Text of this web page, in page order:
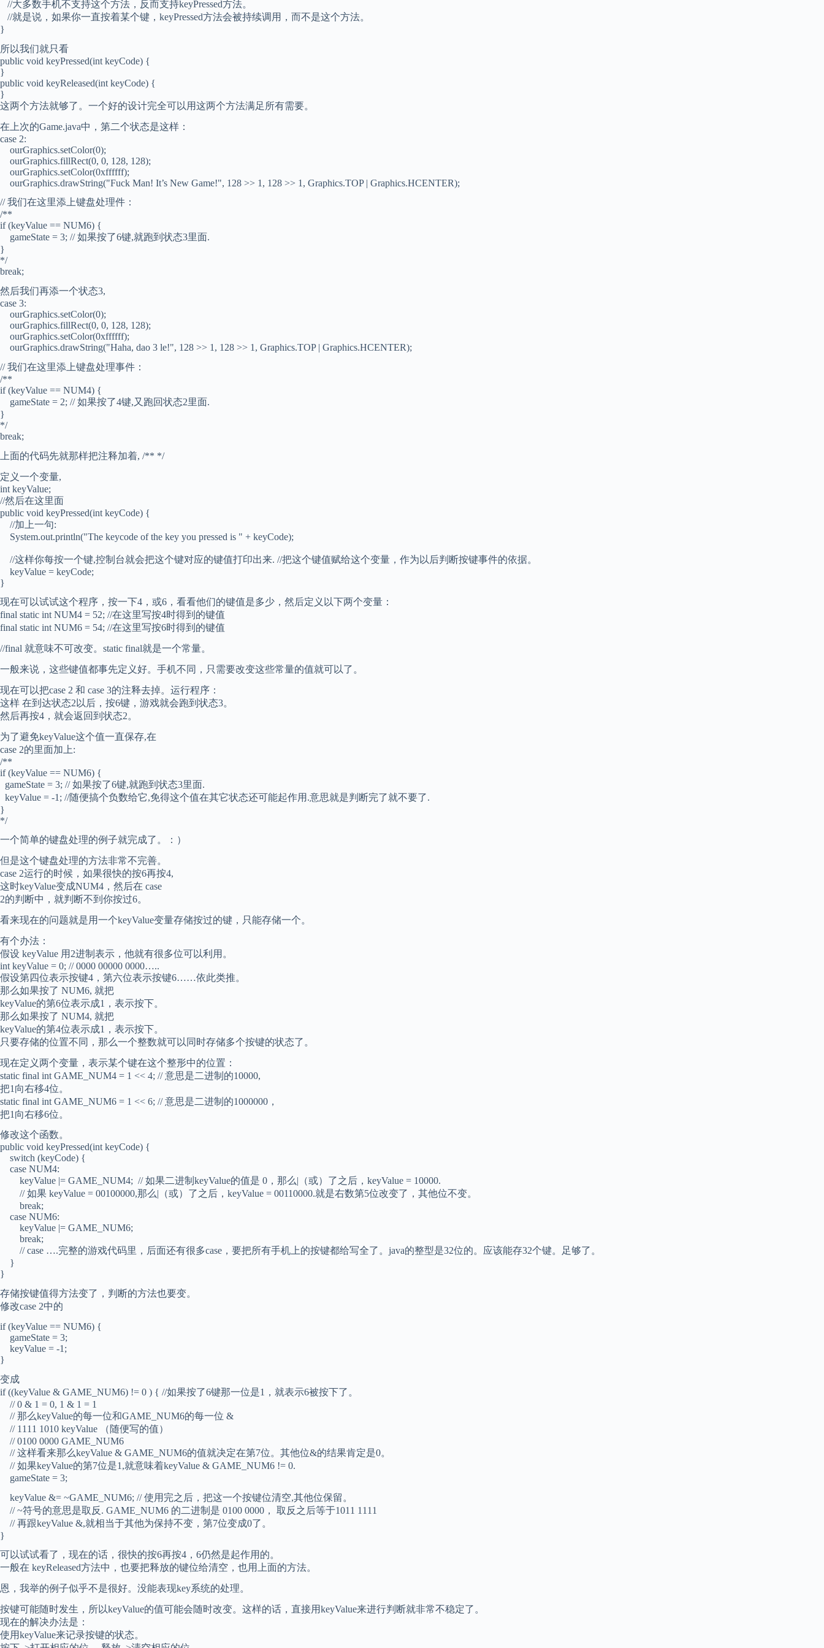
//大多数手机不支持这个方法，反而支持keyPressed方法。
//就是说，如果你一直按着某个键，keyPressed方法会被持续调用，而不是这个方法。
}
所以我们就只看
public void keyPressed(int keyCode) {
}
public void keyReleased(int keyCode) {
}
这两个方法就够了。一个好的设计完全可以用这两个方法满足所有需要。
在上次的Game.java中，第二个状态是这样：
case 2:
ourGraphics.setColor(0);
ourGraphics.fillRect(0, 0, 128, 128);
ourGraphics.setColor(0xffffff);
ourGraphics.drawString("Fuck Man! It’s New Game!", 128 >> 1, 128 >> 1, Graphics.TOP | Graphics.HCENTER);
// 我们在这里添上键盘处理件：
/**
if (keyValue == NUM6) {
gameState = 3; // 如果按了6键,就跑到状态3里面.
}
*/
break;
然后我们再添一个状态3,
case 3:
ourGraphics.setColor(0);
ourGraphics.fillRect(0, 0, 128, 128);
ourGraphics.setColor(0xffffff);
ourGraphics.drawString("Haha, dao 3 le!", 128 >> 1, 128 >> 1, Graphics.TOP | Graphics.HCENTER);
// 我们在这里添上键盘处理事件：
/**
if (keyValue == NUM4) {
gameState = 2; // 如果按了4键,又跑回状态2里面.
}
*/
break;
上面的代码先就那样把注释加着, /** */
定义一个变量,
int keyValue;
//然后在这里面
public void keyPressed(int keyCode) {
//加上一句:
System.out.println("The keycode of the key you pressed is " + keyCode);
//这样你每按一个键,控制台就会把这个键对应的键值打印出来. //把这个键值赋给这个变量，作为以后判断按键事件的依据。
keyValue = keyCode;
}
现在可以试试这个程序，按一下4，或6，看看他们的键值是多少，然后定义以下两个变量：
final static int NUM4 = 52; //在这里写按4时得到的键值
final static int NUM6 = 54; //在这里写按6时得到的键值
//final 就意味不可改变。static final就是一个常量。
一般来说，这些键值都事先定义好。手机不同，只需要改变这些常量的值就可以了。
现在可以把case 2 和 case 3的注释去掉。运行程序：
这样 在到达状态2以后，按6键，游戏就会跑到状态3。
然后再按4，就会返回到状态2。
为了避免keyValue这个值一直保存,在
case 2的里面加上:
/**
if (keyValue == NUM6) {
gameState = 3; // 如果按了6键,就跑到状态3里面.
keyValue = -1; //随便搞个负数给它,免得这个值在其它状态还可能起作用.意思就是判断完了就不要了.
}
*/
一个简单的键盘处理的例子就完成了。：）
但是这个键盘处理的方法非常不完善。
case 2运行的时候，如果很快的按6再按4,
这时keyValue变成NUM4，然后在 case
2的判断中，就判断不到你按过6。
看来现在的问题就是用一个keyValue变量存储按过的键，只能存储一个。
有个办法：
假设 keyValue 用2进制表示，他就有很多位可以利用。
int keyValue = 0; // 0000 00000 0000…..
假设第四位表示按键4，第六位表示按键6……依此类推。
那么如果按了 NUM6, 就把
keyValue的第6位表示成1，表示按下。
那么如果按了 NUM4, 就把
keyValue的第4位表示成1，表示按下。
只要存储的位置不同，那么一个整数就可以同时存储多个按键的状态了。
现在定义两个变量，表示某个键在这个整形中的位置：
static final int GAME_NUM4 = 1 << 4; // 意思是二进制的10000,
把1向右移4位。
static final int GAME_NUM6 = 1 << 6; // 意思是二进制的1000000，
把1向右移6位。
修改这个函数。
public void keyPressed(int keyCode) {
switch (keyCode) {
case NUM4:
keyValue |= GAME_NUM4; // 如果二进制keyValue的值是 0，那么|（或）了之后，keyValue = 10000.
// 如果 keyValue = 00100000,那么|（或）了之后，keyValue = 00110000.就是右数第5位改变了，其他位不变。
break;
case NUM6:
keyValue |= GAME_NUM6;
break;
// case ….完整的游戏代码里，后面还有很多case，要把所有手机上的按键都给写全了。java的整型是32位的。应该能存32个键。足够了。
}
}
存储按键值得方法变了，判断的方法也要变。
修改case 2中的
if (keyValue == NUM6) {
gameState = 3;
keyValue = -1;
}
变成
if ((keyValue & GAME_NUM6) != 0 ) { //如果按了6键那一位是1，就表示6被按下了。
// 0 & 1 = 0, 1 & 1 = 1
// 那么keyValue的每一位和GAME_NUM6的每一位 &
// 1111 1010 keyValue （随便写的值）
// 0100 0000 GAME_NUM6
// 这样看来那么keyValue & GAME_NUM6的值就决定在第7位。其他位&的结果肯定是0。
// 如果keyValue的第7位是1,就意味着keyValue & GAME_NUM6 != 0.
gameState = 3;
keyValue &= ~GAME_NUM6; // 使用完之后，把这一个按键位清空,其他位保留。
// ~符号的意思是取反. GAME_NUM6 的二进制是 0100 0000， 取反之后等于1011 1111
// 再跟keyValue &,就相当于其他为保持不变，第7位变成0了。
}
可以试试看了，现在的话，很快的按6再按4，6仍然是起作用的。
一般在 keyReleased方法中，也要把释放的键位给清空，也用上面的方法。
恩，我举的例子似乎不是很好。没能表现key系统的处理。
按键可能随时发生，所以keyValue的值可能会随时改变。这样的话，直接用keyValue来进行判断就非常不稳定了。
现在的解决办法是：
使用keyValue来记录按键的状态。